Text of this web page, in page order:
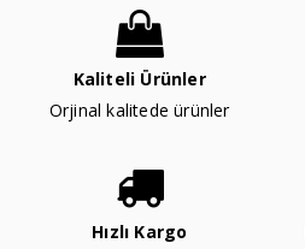
Kaliteli Ürünler
Orjinal kalitede ürünler
Hızlı Kargo